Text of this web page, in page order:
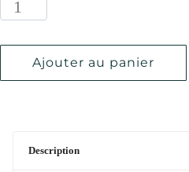
Ajouter au panier
Description